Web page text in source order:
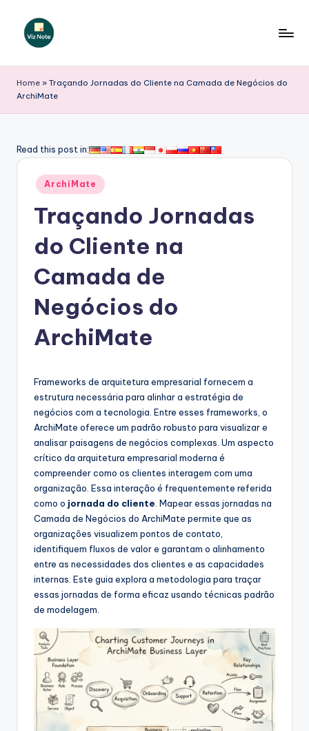
iz
N
t
A
si
&
Home » Traçando Jornadas do Cliente na Camada de Negócios do
ArchiMate
Read this post in:
Posted
in
ArchiMate
Traçando Jornadas
do Cliente na
Camada de
Negócios do
ArchiMate
Frameworks de arquitetura empresarial fornecem a
estrutura necessária para alinhar a estratégia de
negócios com a tecnologia. Entre esses frameworks, o
ArchiMate oferece um padrão robusto para visualizar e
analisar paisagens de negócios complexas. Um aspecto
crítico da arquitetura empresarial moderna é
compreender como os clientes interagem com uma
organização. Essa interação é frequentemente referida
como o jornada do cliente . Mapear essas jornadas na
Camada de Negócios do ArchiMate permite que as
organizações visualizem pontos de contato,
identifiquem fluxos de valor e garantam o alinhamento
entre as necessidades dos clientes e as capacidades
internas. Este guia explora a metodologia para traçar
essas jornadas de forma eficaz usando técnicas padrão
de modelagem.